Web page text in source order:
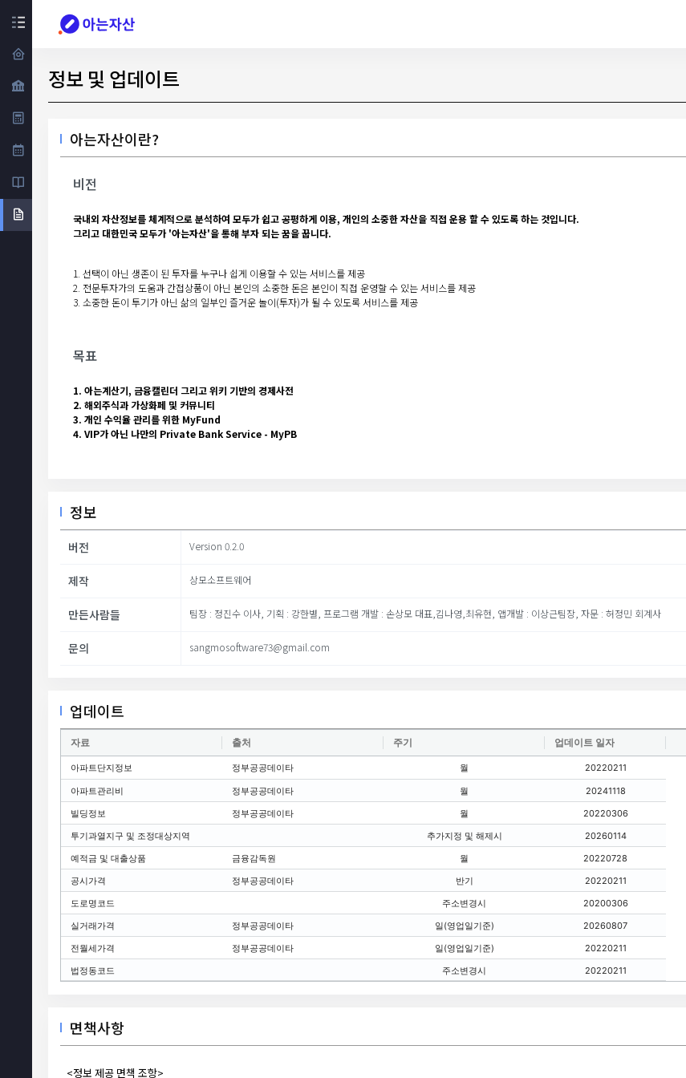
정보 및 업데이트
아는자산이란?
비전
국내외 자산정보를 체계적으로 분석하여 모두가 쉽고 공평하게 이용, 개인의 소중한 자산을 직접 운용 할 수 있도록 하는 것입니다.
그리고 대한민국 모두가 '아는자산'을 통해 부자 되는 꿈을 꿉니다.
1. 선택이 아닌 생존이 된 투자를 누구나 쉽게 이용할 수 있는 서비스를 제공
2. 전문투자가의 도움과 간접상품이 아닌 본인의 소중한 돈은 본인이 직접 운영할 수 있는 서비스를 제공
3. 소중한 돈이 투기가 아닌 삶의 일부인 즐거운 놀이(투자)가 될 수 있도록 서비스를 제공
목표
1. 아는계산기, 금융캘린더 그리고 위키 기반의 경제사전
2. 해외주식과 가상화페 및 커뮤니티
3. 개인 수익율 관리를 위한 MyFund
4. VIP가 아닌 나만의 Private Bank Service - MyPB
정보
버전 Version 0.2.0
제작 상모소프트웨어
만든사람들 팀장 : 정진수 이사, 기획 : 강한별, 프로그램 개발 : 손상모 대표,김나영,최유현, 앱개발 : 이상근팀장, 자문 : 허정민 회계사
문의 sangmosoftware73@gmail.com
업데이트
자료 출처 주기 업데이트 일자
아파트단지정보 정부공공데이타 월 20220211
아파트관리비 정부공공데이타 월
20241118
빌딩정보
정부공공데이타 월
20220306
투기과열지구 및 조정대상지역
추가지정 및 해제시
20260114
예적금 및 대출상품
금융감독원 월
20220728
공시가격
정부공공데이타 반기
20220211
도로명코드
주소변경시
20200306
실거래가격
정부공공데이타 일(영업일기준)
20260807
전월세가격
정부공공데이타 일(영업일기준)
20220211
법정동코드
주소변경시 20220211
면책사항
<정보 제공 면책 조항>